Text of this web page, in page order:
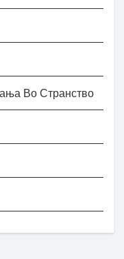
Во Странство